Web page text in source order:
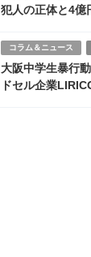
犯人の正体と4億
コラム＆ニュース
大阪中学生暴行
ドセル企業